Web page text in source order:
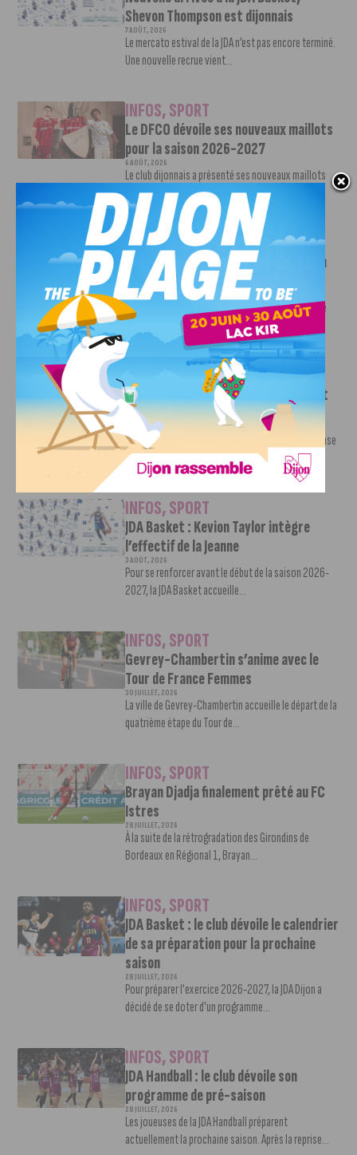
Shevon Thompson est dijonnais
7 AOÛT, 2026
Le mercato estival de la JDA n’est pas encore terminé.
Une nouvelle recrue vient...
INFOS,SPORT
Le DFCO dévoile ses nouveaux maillots
pour la saison 2026-2027
6 AOÛT, 2026
Le club dijonnais a présenté ses nouveaux maillots
pour son retour en Ligue 2....
INFOS,SPORT
Faire le tour de la Côte-d’Or à vélo en
trois jours : le défi de Victor Bosoni
5 AOÛT, 2026
Le challenge que s’apprête à relever l’ultra-cycliste
Victor Bosoni est simple : parcourir 571...
SPORT
DFCO : une préparation sereine avant
le grand retour en Ligue 2
3 AOÛT, 2026
Contre l’AS Nancy Lorraine, le DFCO a achevé sa phase
de préparation par un...
INFOS,SPORT
JDA Basket : Kevion Taylor intègre
l’effectif de la Jeanne
3 AOÛT, 2026
Pour se renforcer avant le début de la saison 2026-
2027, la JDA Basket accueille...
INFOS,SPORT
Gevrey-Chambertin s’anime avec le
Tour de France Femmes
30 JUILLET, 2026
La ville de Gevrey-Chambertin accueille le départ de la
quatrième étape du Tour de...
INFOS,SPORT
Brayan Djadja finalement prêté au FC
Istres
28 JUILLET, 2026
À la suite de la rétrogradation des Girondins de
Bordeaux en Régional 1, Brayan...
INFOS,SPORT
JDA Basket : le club dévoile le calendrier
de sa préparation pour la prochaine
saison
28 JUILLET, 2026
Pour préparer l'exercice 2026-2027, la JDA Dijon a
décidé de se doter d'un programme...
INFOS,SPORT
JDA Handball : le club dévoile son
programme de pré-saison
28 JUILLET, 2026
Les joueuses de la JDA Handball préparent
actuellement la prochaine saison. Après la reprise...